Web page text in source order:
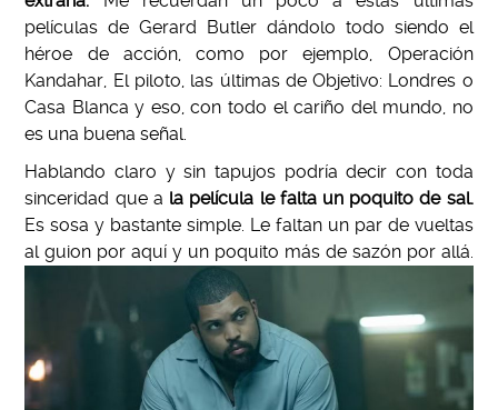
películas de Gerard Butler dándolo todo siendo el
héroe de acción, como por ejemplo, Operación
Kandahar, El piloto, las últimas de Objetivo: Londres o
Casa Blanca y eso, con todo el cariño del mundo, no
es una buena señal.
Hablando claro y sin tapujos podría decir con toda
sinceridad que a la película le falta un poquito de sal.
Es sosa y bastante simple. Le faltan un par de vueltas
al guion por aquí y un poquito más de sazón por allá.